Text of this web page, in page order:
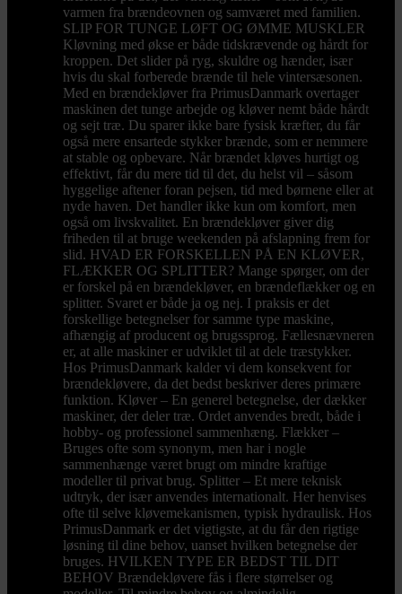
varmen fra brændeovnen og samværet med familien.
SLIP FOR TUNGE LØFT OG ØMME MUSKLER
Kløvning med økse er både tidskrævende og hårdt for
kroppen. Det slider på ryg, skuldre og hænder, især
hvis du skal forberede brænde til hele vintersæsonen.
Med en brændekløver fra PrimusDanmark overtager
maskinen det tunge arbejde og kløver nemt både hårdt
og sejt træ. Du sparer ikke bare fysisk kræfter, du får
også mere ensartede stykker brænde, som er nemmere
at stable og opbevare. Når brændet kløves hurtigt og
effektivt, får du mere tid til det, du helst vil – såsom
hyggelige aftener foran pejsen, tid med børnene eller at
nyde haven. Det handler ikke kun om komfort, men
også om livskvalitet. En brændekløver giver dig
friheden til at bruge weekenden på afslapning frem for
slid. HVAD ER FORSKELLEN PÅ EN KLØVER,
FLÆKKER OG SPLITTER? Mange spørger, om der
er forskel på en brændekløver, en brændeflækker og en
splitter. Svaret er både ja og nej. I praksis er det
forskellige betegnelser for samme type maskine,
afhængig af producent og brugssprog. Fællesnævneren
er, at alle maskiner er udviklet til at dele træstykker.
Hos PrimusDanmark kalder vi dem konsekvent for
brændekløvere, da det bedst beskriver deres primære
funktion. Kløver – En generel betegnelse, der dækker
maskiner, der deler træ. Ordet anvendes bredt, både i
hobby- og professionel sammenhæng. Flækker –
Bruges ofte som synonym, men har i nogle
sammenhænge været brugt om mindre kraftige
modeller til privat brug. Splitter – Et mere teknisk
udtryk, der især anvendes internationalt. Her henvises
ofte til selve kløvemekanismen, typisk hydraulisk. Hos
PrimusDanmark er det vigtigste, at du får den rigtige
løsning til dine behov, uanset hvilken betegnelse der
bruges. HVILKEN TYPE ER BEDST TIL DIT
BEHOV Brændekløvere fås i flere størrelser og